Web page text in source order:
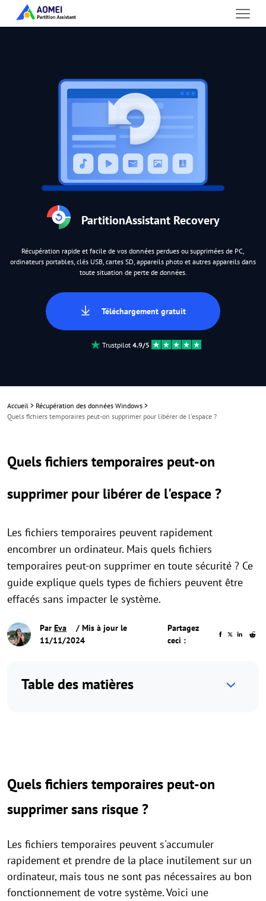
PartitionAssistant Recovery
Récupération rapide et facile de vos données perdues ou supprimées de PC,
ordinateurs portables, clés USB, cartes SD, appareils photo et autres appareils dans
toute situation de perte de données.
Téléchargement gratuit
Trustpilot 4.9/5
Accueil > Récupération des données Windows >
Quels fichiers temporaires peut-on supprimer pour libérer de l'espace ?
Quels fichiers temporaires peut-on
supprimer pour libérer de l'espace ?
Les fichiers temporaires peuvent rapidement
encombrer un ordinateur. Mais quels fichiers
temporaires peut-on supprimer en toute sécurité ? Ce
guide explique quels types de fichiers peuvent être
effacés sans impacter le système.
Par Eva
/ Mis à jour le
11/11/2024
Partagez
ceci :
Table des matières
Quels fichiers temporaires peut-on
supprimer sans risque ?
Les fichiers temporaires peuvent s'accumuler
rapidement et prendre de la place inutilement sur un
ordinateur, mais tous ne sont pas nécessaires au bon
fonctionnement de votre système. Voici une